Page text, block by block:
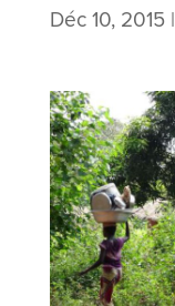
Déc 10, 2015|